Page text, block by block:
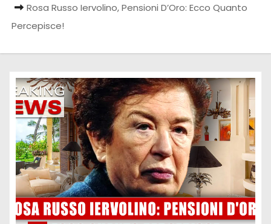
Rosa Russo Iervolino, Pensioni D’Oro: Ecco Quanto
Percepisce!